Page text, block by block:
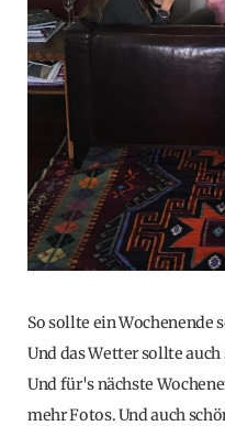
So sollte ein Wochenende
Und das Wetter sollte
Und für's nächste
mehr Fotos. Und auch